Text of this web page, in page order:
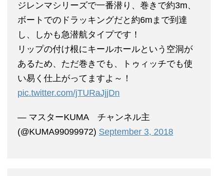
ジレンマシリーズで一番潜り、巻きで約3m、
ボートでのドラッキングだと約6mまで到達
し、しかも急潜航タイプです！
リップの付け根にキールホールという空洞が
あるため、ただ巻きでも、トゥィッチでも使
い易く仕上がってますよ～！
pic.twitter.com/jTURaJjjDn
— マスターKUMA チャンネル主
(@KUMA99099972) September 3, 2018